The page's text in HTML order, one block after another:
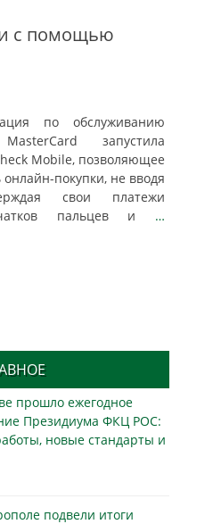
с помощью
по обслуживанию
запустила
Mobile, позволяющее
покупки, не вводя
свои платежи
пальцев и …
прошло ежегодное
Президиума ФКЦ РОС:
новые стандарты и
подвели итоги